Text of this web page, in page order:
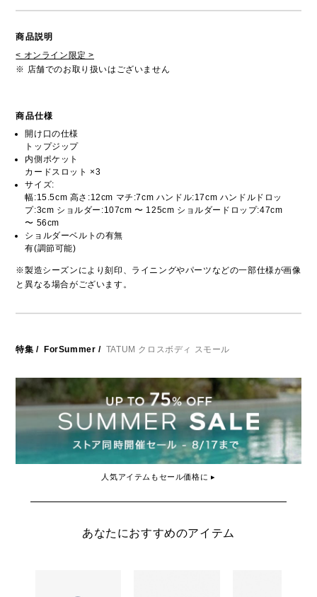
商品説明
< オンライン限定 >
※ 店舗でのお取り扱いはございません
商品仕様
開け口の仕様
トップジップ
内側ポケット
カードスロット ×3
サイズ:
幅:15.5cm 高さ:12cm マチ:7cm ハンドル:17cm ハンドルドロッ
プ:3cm ショルダー:107cm 〜 125cm ショルダードロップ:47cm
〜 56cm
ショルダーベルトの有無
有(調節可能)
※製造シーズンにより刻印、ライニングやパーツなどの一部仕様が画像
と異なる場合がございます。
特集 / ForSummer / TATUM クロスボディ スモール
人気アイテムもセール価格に ▸
あなたにおすすめのアイテム